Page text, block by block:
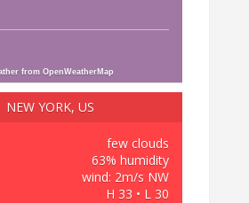
from OpenWeatherMap
NEW YORK, US
few clouds
63% humidity
wind: 2m/s NW
H 33 • L 30